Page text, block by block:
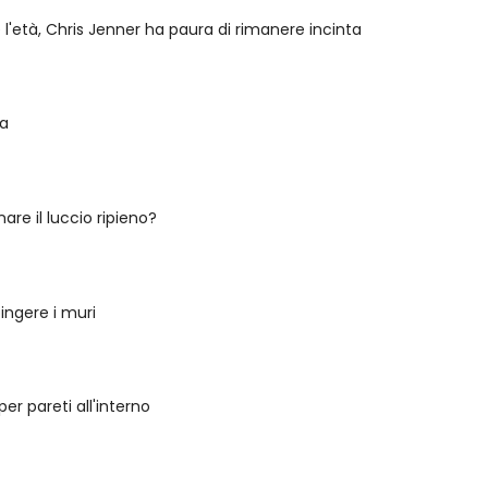
Chris Jenner ha paura di rimanere incinta
il luccio ripieno?
i muri
pareti all'interno